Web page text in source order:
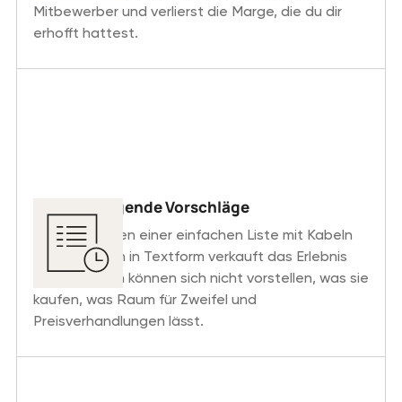
Mitbewerber und verlierst die Marge, die du dir
erhofft hattest.
Unüberzeugende Vorschläge
Das Versenden einer einfachen Liste mit Kabeln
und Adaptern in Textform verkauft das Erlebnis
nicht. Kunden können sich nicht vorstellen, was sie
kaufen, was Raum für Zweifel und
Preisverhandlungen lässt.